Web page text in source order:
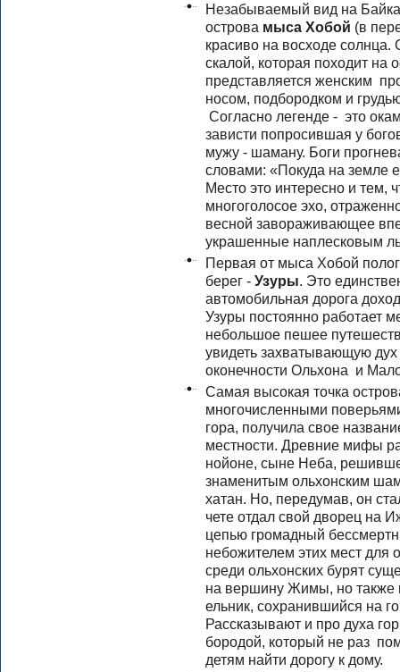
Незабываемый вид на
острова мыса Хобой (в
красиво на восходе
скалой, которая походит на
представляется женским
носом, подбородком и
Согласно легенде - это
зависти попросившая у
мужу - шаману. Боги
словами: «Покуда на земле
Место это интересно и тем,
многоголосое эхо,
весной завораживающее
украшенные наплесковым
Первая от мыса Хобой
берег - Узуры. Это
автомобильная дорога
Узуры постоянно работает
небольшое пешее
увидеть захватывающую
оконечности Ольхона и
Самая высокая точка
многочисленными
гора, получила свое
местности. Древние мифы
нойоне, сыне Неба,
знаменитым ольхонским
хатан. Но, передумав, он
чете отдал свой дворец на
цепью громадный
небожителем этих мест для
среди ольхонских бурят
на вершину Жимы, но также
ельник, сохранившийся на
Рассказывают и про духа
бородой, который не раз
детям найти дорогу к дому.